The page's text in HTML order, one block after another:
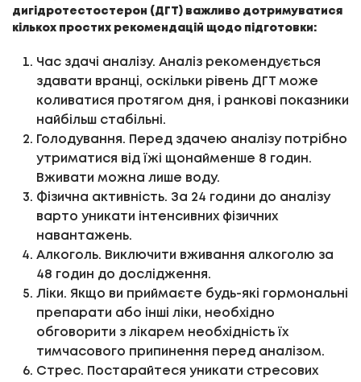
дигідротестостерон (ДГТ) важливо дотримуватися
кількох простих рекомендацій щодо підготовки:
Час здачі аналізу. Аналіз рекомендується
здавати вранці, оскільки рівень ДГТ може
коливатися протягом дня, і ранкові показники
найбільш стабільні.
Голодування. Перед здачею аналізу потрібно
утриматися від їжі щонайменше 8 годин.
Вживати можна лише воду.
Фізична активність. За 24 години до аналізу
варто уникати інтенсивних фізичних
навантажень.
Алкоголь. Виключити вживання алкоголю за
48 годин до дослідження.
Ліки. Якщо ви приймаєте будь-які гормональні
препарати або інші ліки, необхідно
обговорити з лікарем необхідність їх
тимчасового припинення перед аналізом.
Стрес. Постарайтеся уникати стресових